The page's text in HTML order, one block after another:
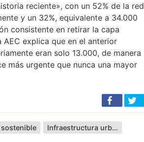
reciente», con un 52% de la red
y un 32%, equivalente a 34.000
consistente en retirar la capa
explica que en el anterior
eran solo 13.000, de manera
más urgente que nunca una mayor
Infraestructura urbana